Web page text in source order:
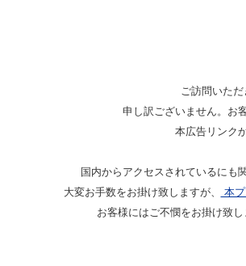
ご訪問いた
申し訳ございません。お
本広告リンク
国内からアクセスされているにも
大変お手数をお掛け致しますが、
本
お客様にはご不憫をお掛け致